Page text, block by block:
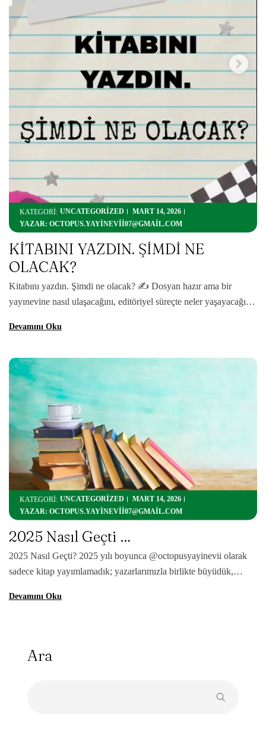
MART 14, 2026
KATEGORİ: UNCATEGORIZED
YAZAR: OCTOPUS.YAYINEVII07@GMAIL.COM
KİTABINI YAZDIN. ŞİMDİ NE
OLACAK?
Kitabını yazdın. Şimdi ne olacak? ✍️ Dosyan hazır ama bir
yayınevine nasıl ulaşacağını, editöriyel süreçte neler yaşayacağını,
gerektiğini bilmiyor musun? 🎯 Octopus Yayınevi işte tam burada
Profesyonel editörlük ✔️ Kapsayıcı yazar danışmanlığı ✔️ Kapak
ve mizanpaj tasarımı ✔️ […]
Devamını Oku
MART 14, 2026
KATEGORİ: UNCATEGORIZED
YAZAR: OCTOPUS.YAYINEVII07@GMAIL.COM
2025 Nasıl Geçti …
2025 Nasıl Geçti? 2025 yılı boyunca @octopusyayinevii olarak
sadece kitap yayımlamadık; yazarlarımızla birlikte büyüdük,
her adımda güçlendirdik. Bu yıl; @yazar.metinbey –
@bahadirkarasulu @bilgeazgram @hasanhuseyinbagg
@furkan.y_34 @yarenn_eke @kitapkurduikizannesi
Devamını Oku
Ara